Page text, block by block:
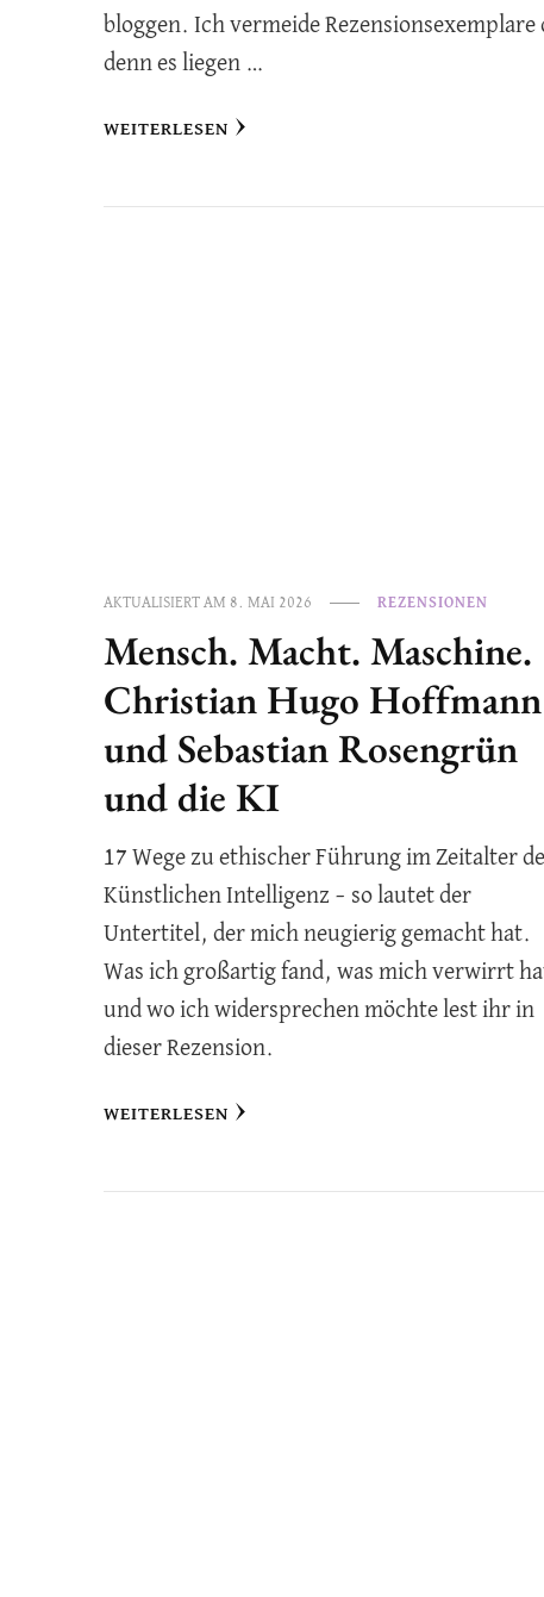
bloggen. Ich vermeide
denn es liegen …
WEITERLESEN
AKTUALISIERT AM 8. MAI 2026 REZENSIONEN
Mensch. Macht. Maschine.
Christian Hugo Hoffmann
und Sebastian Rosengrün
und die KI
17 Wege zu ethischer Führung im Zeitalter
Künstlichen Intelligenz – so lautet der
Untertitel, der mich neugierig gemacht hat.
Was ich großartig fand, was mich verwirrt
und wo ich widersprechen möchte lest ihr in
dieser Rezension.
WEITERLESEN